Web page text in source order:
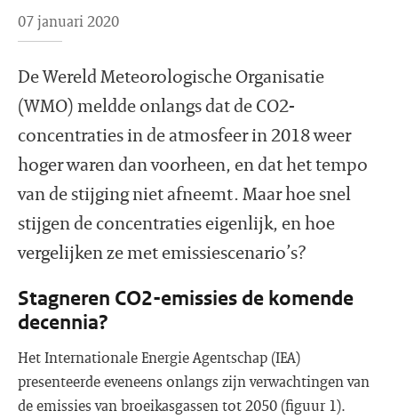
07 januari 2020
De Wereld Meteorologische Organisatie
(WMO) meldde onlangs dat de CO2-
concentraties in de atmosfeer in 2018 weer
hoger waren dan voorheen, en dat het tempo
van de stijging niet afneemt. Maar hoe snel
stijgen de concentraties eigenlijk, en hoe
vergelijken ze met emissiescenario’s?
Stagneren CO2-emissies de komende
decennia?
Het Internationale Energie Agentschap (IEA)
presenteerde eveneens onlangs zijn verwachtingen van
de emissies van broeikasgassen tot 2050 (figuur 1).